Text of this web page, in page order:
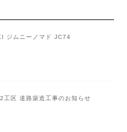
ジムニーノマド JC74
区 道路築造工事のお知らせ